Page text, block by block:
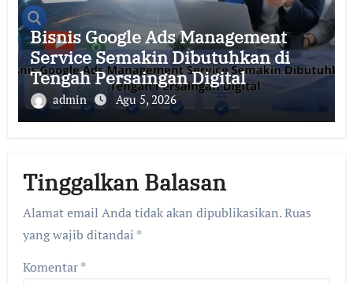
Bisnis Google Ads Management
Service Semakin Dibutuhkan di
Tengah Persaingan Digital
admin Agu 5, 2026
Tinggalkan Balasan
Alamat email Anda tidak akan dipublikasikan.Ruas
yang wajib ditandai *
Komentar*